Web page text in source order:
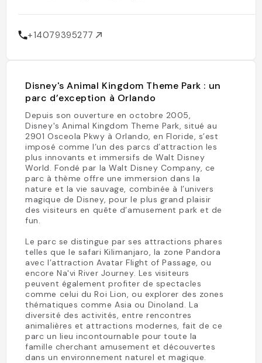
+14079395277
Disney's Animal Kingdom Theme Park : un
parc d’exception à Orlando
Depuis son ouverture en octobre 2005,
Disney's Animal Kingdom Theme Park, situé au
2901 Osceola Pkwy à Orlando, en Floride, s’est
imposé comme l’un des parcs d’attraction les
plus innovants et immersifs de Walt Disney
World. Fondé par la Walt Disney Company, ce
parc à thème offre une immersion dans la
nature et la vie sauvage, combinée à l’univers
magique de Disney, pour le plus grand plaisir
des visiteurs en quête d’amusement park et de
fun.
Le parc se distingue par ses attractions phares
telles que le safari Kilimanjaro, la zone Pandora
avec l’attraction Avatar Flight of Passage, ou
encore Na'vi River Journey. Les visiteurs
peuvent également profiter de spectacles
comme celui du Roi Lion, ou explorer des zones
thématiques comme Asia ou Dinoland. La
diversité des activités, entre rencontres
animalières et attractions modernes, fait de ce
parc un lieu incontournable pour toute la
famille cherchant amusement et découvertes
dans un environnement naturel et magique.